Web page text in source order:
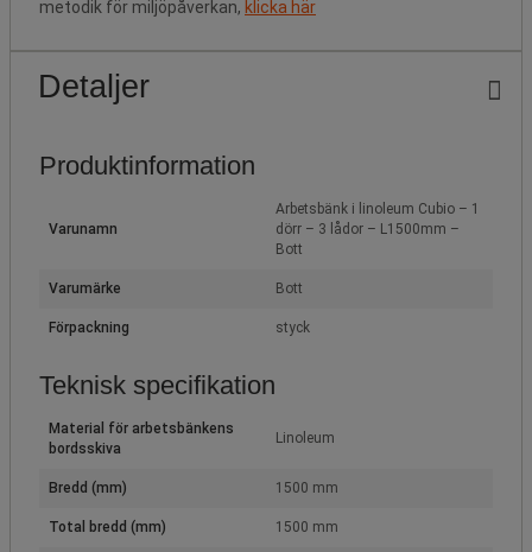
metodik för miljöpåverkan, klicka här
Detaljer
Produktinformation
Varunamn
Arbetsbänk i linoleum Cubio – 1
dörr – 3 lådor – L1500mm –
Bott
Varumärke Bott
Förpackning styck
Teknisk specifikation
Material för arbetsbänkens
bordsskiva
Linoleum
Bredd (mm) 1500 mm
Total bredd (mm) 1500 mm